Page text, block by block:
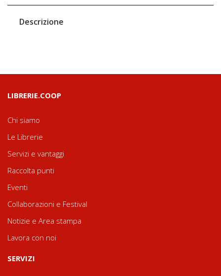
Descrizione
LIBRERIE.COOP
Chi siamo
Le Librerie
Servizi e vantaggi
Raccolta punti
Eventi
Collaborazioni e Festival
Notizie e Area stampa
Lavora con noi
SERVIZI